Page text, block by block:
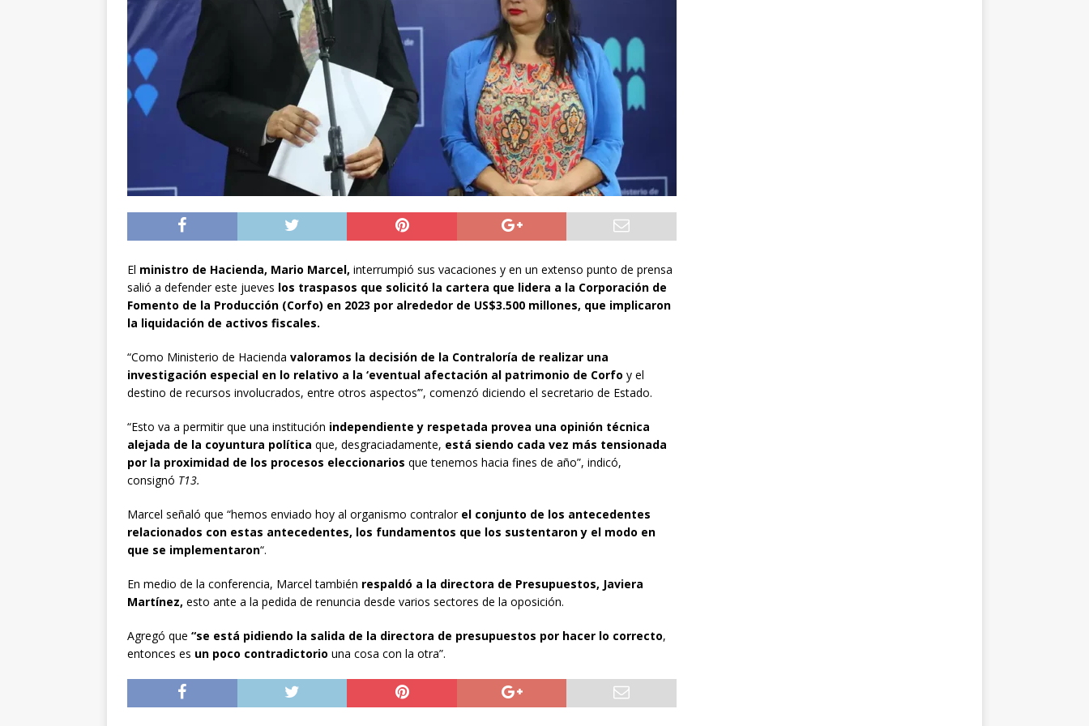
[ 05/08/2026 ]
Diputado Álvaro Jofre alerta por el futuro del Casino Municipal de
Iquique
DEPORTES
[ 05/08/2026 ]
Concejo Municipal aprueba proyecto para mejorar el alumbrado
público del sector El Boro
ALTO HOSPICIO
[ 06/08/2026 ] El papa León XIV viajará a Uruguay, Argentina y Perú del 6 al 17 de
noviembre
INTERNACIONAL
El ministro de Hacienda, Mario Marcel, interrumpió sus vacaciones y en un extenso punto de prensa
salió a defender este jueves los traspasos que solicitó la cartera que lidera a la Corporación de
Fomento de la Producción (Corfo) en 2023 por alrededor de US$3.500 millones, que implicaron
la liquidación de activos fiscales.
“Como Ministerio de Hacienda valoramos la decisión de la Contraloría de realizar una
investigación especial en lo relativo a la ‘eventual afectación al patrimonio de Corfo y el
destino de recursos involucrados, entre otros aspectos’”, comenzó diciendo el secretario de Estado.
“Esto va a permitir que una institución independiente y respetada provea una opinión técnica
alejada de la coyuntura política que, desgraciadamente, está siendo cada vez más tensionada
por la proximidad de los procesos eleccionarios que tenemos hacia fines de año”, indicó,
consignó T13.
Marcel señaló que “hemos enviado hoy al organismo contralorel conjunto de los antecedentes
relacionados con estas antecedentes, los fundamentos que los sustentaron y el modo en
que se implementaron“.
En medio de la conferencia, Marcel también respaldó a la directora de Presupuestos, Javiera
Martínez, esto ante a la pedida de renuncia desde varios sectores de la oposición.
Agregó que “se está pidiendo la salida de la directora de presupuestos por hacer lo correcto,
entonces es un poco contradictorio una cosa con la otra”.